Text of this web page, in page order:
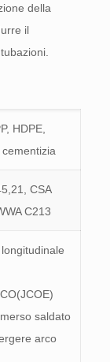
della
il
HDPE,
CSA
C213
saldato
arco